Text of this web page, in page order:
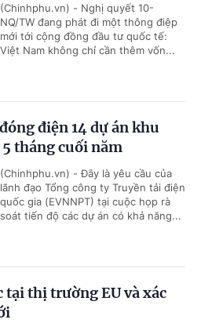
(Chinhphu.vn) - Nghị quyết 10-
NQ/TW đang phát đi một thông điệp
mới tới cộng đồng đầu tư quốc tế:
Việt Nam không chỉ cần thêm vốn...
điện 14 dự án khu
tháng cuối năm
(Chinhphu.vn) - Đây là yêu cầu của
lãnh đạo Tổng công ty Truyền tải điện
quốc gia (EVNNPT) tại cuộc họp rà
soát tiến độ các dự án có khả năng...
tại thị trường EU và xác